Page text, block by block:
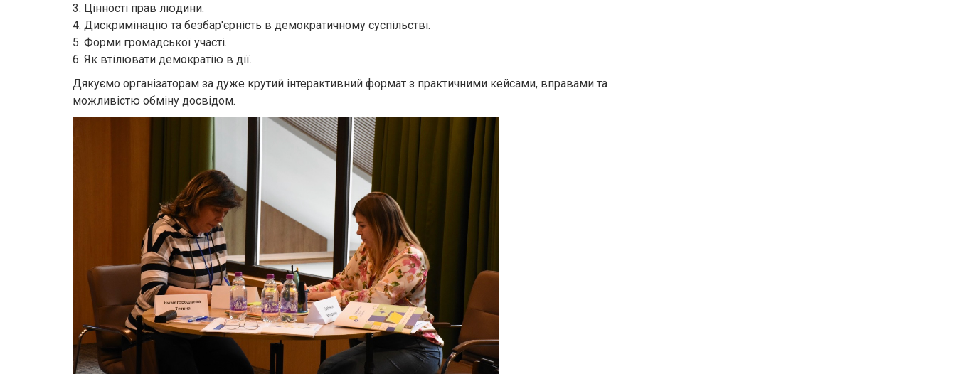
3. Цінності прав людини.
4. Дискримінацію та безбар'єрність в демократичному суспільстві.
5. Форми громадської участі.
6. Як втілювати демократію в дії.
Дякуємо організаторам за дуже крутий інтерактивний формат з практичними кейсами, вправами та
можливістю обміну досвідом.